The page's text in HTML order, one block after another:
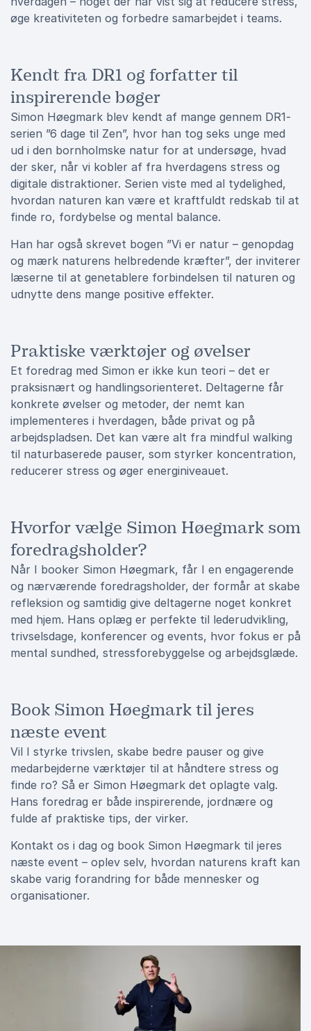
øge kreativiteten og forbedre samarbejdet i teams.
Kendt fra DR1 og forfatter til
inspirerende bøger
Simon Høegmark blev kendt af mange gennem DR1-
serien ”6 dage til Zen”, hvor han tog seks unge med
ud i den bornholmske natur for at undersøge, hvad
der sker, når vi kobler af fra hverdagens stress og
digitale distraktioner. Serien viste med al tydelighed,
hvordan naturen kan være et kraftfuldt redskab til at
finde ro, fordybelse og mental balance.
Han har også skrevet bogen ”Vi er natur – genopdag
og mærk naturens helbredende kræfter”, der inviterer
læserne til at genetablere forbindelsen til naturen og
udnytte dens mange positive effekter.
Praktiske værktøjer og øvelser
Et foredrag med Simon er ikke kun teori – det er
praksisnært og handlingsorienteret. Deltagerne får
konkrete øvelser og metoder, der nemt kan
implementeres i hverdagen, både privat og på
arbejdspladsen. Det kan være alt fra mindful walking
til naturbaserede pauser, som styrker koncentration,
reducerer stress og øger energiniveauet.
Hvorfor vælge Simon Høegmark som
foredragsholder?
Når I booker Simon Høegmark, får I en engagerende
og nærværende foredragsholder, der formår at skabe
refleksion og samtidig give deltagerne noget konkret
med hjem. Hans oplæg er perfekte til lederudvikling,
trivselsdage, konferencer og events, hvor fokus er på
mental sundhed, stressforebyggelse og arbejdsglæde.
Book Simon Høegmark til jeres
næste event
Vil I styrke trivslen, skabe bedre pauser og give
medarbejderne værktøjer til at håndtere stress og
finde ro? Så er Simon Høegmark det oplagte valg.
Hans foredrag er både inspirerende, jordnære og
fulde af praktiske tips, der virker.
Kontakt os i dag og book Simon Høegmark til jeres
næste event – oplev selv, hvordan naturens kraft kan
skabe varig forandring for både mennesker og
organisationer.